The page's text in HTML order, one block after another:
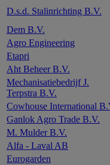
D.s.d. Stalinrichting B.V.
Dem B.V.
Agro Engineering
Etapri
Aht Beheer B.V.
Mechanisatiebedrijf J.
Terpstra B.V.
Cowhouse International
Ganlok Agro Trade B.V.
M. Mulder B.V.
Alfa - Laval AB
Eurogarden